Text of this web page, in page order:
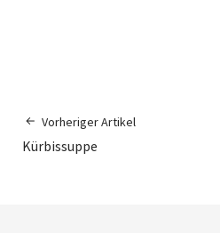
Vorheriger Artikel
Kürbissuppe